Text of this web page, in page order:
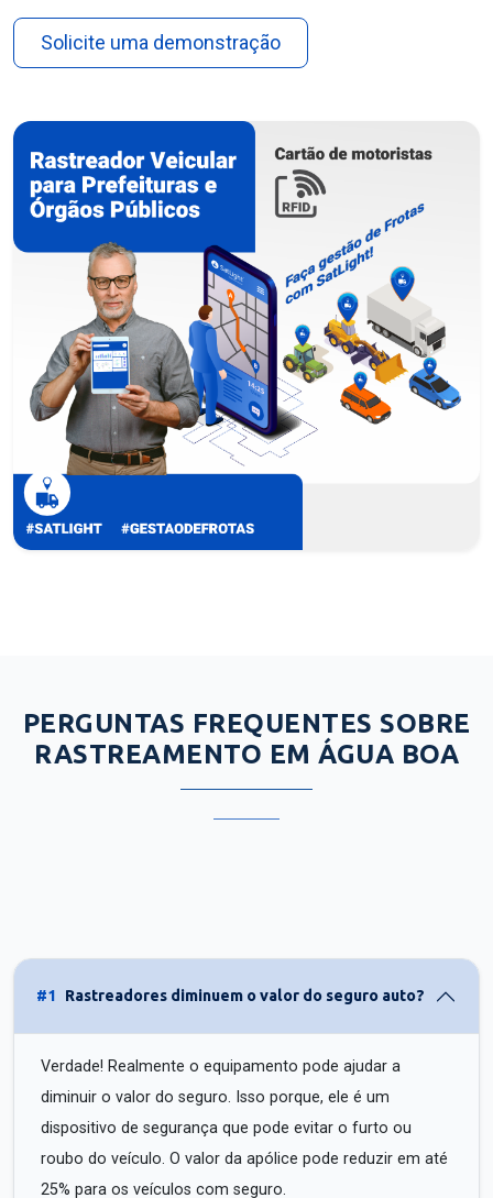
Solicite uma demonstração
PERGUNTAS FREQUENTES SOBRE
RASTREAMENTO EM ÁGUA BOA
#1 Rastreadores diminuem o valor do seguro auto?
Verdade! Realmente o equipamento pode ajudar a
diminuir o valor do seguro. Isso porque, ele é um
dispositivo de segurança que pode evitar o furto ou
roubo do veículo. O valor da apólice pode reduzir em até
25% para os veículos com seguro.